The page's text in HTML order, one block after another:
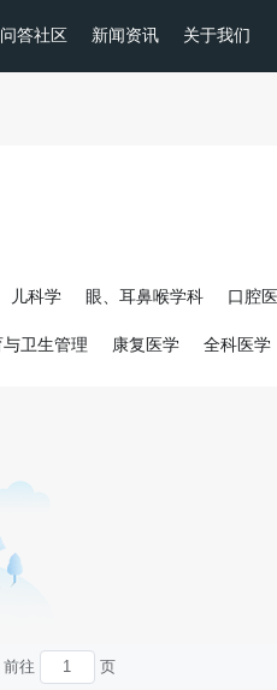
问答社区 新闻资讯 关于我们
儿科学 眼、耳鼻喉学科 口腔
与卫生管理 康复医学 全科医学
前往 页